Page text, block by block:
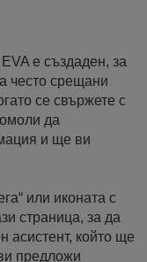
е създаден, за
често срещани
се свържете с
да
и ще ви
или иконата с
страница, за да
асистент, който ще
предложи